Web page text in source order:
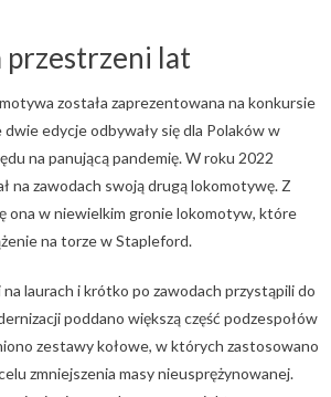
przestrzeni lat
została zaprezentowana na konkursie
edycje odbywały się dla Polaków w
na panującą pandemię. W roku 2022
na zawodach swoją drugą lokomotywę. Z
ona w niewielkim gronie lokomotyw, które
na torze w Stapleford.
laurach i krótko po zawodach przystąpili do
poddano większą część podzespołów
zestawy kołowe, w których zastosowano
zmniejszenia masy nieusprężynowanej.